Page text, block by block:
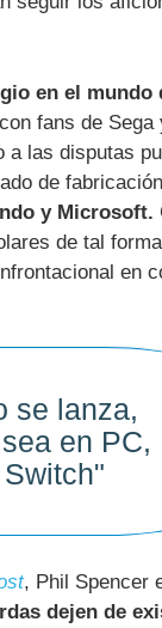
en el mundo
con fans de Sega
a las disputas
de
y Microsoft.
de tal
en
se lanza,
en PC,
, Phil Spencer
dejen de